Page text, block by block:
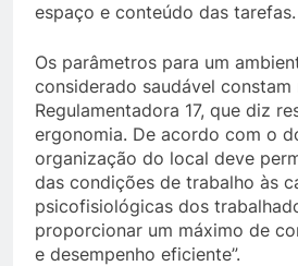
espaço e conteúdo das tarefas.
Os parâmetros para um
considerado saudável constam
Regulamentadora 17, que diz
ergonomia. De acordo com o
organização do local deve
das condições de trabalho às
psicofisiológicas dos
proporcionar um máximo de
e desempenho eficiente”.